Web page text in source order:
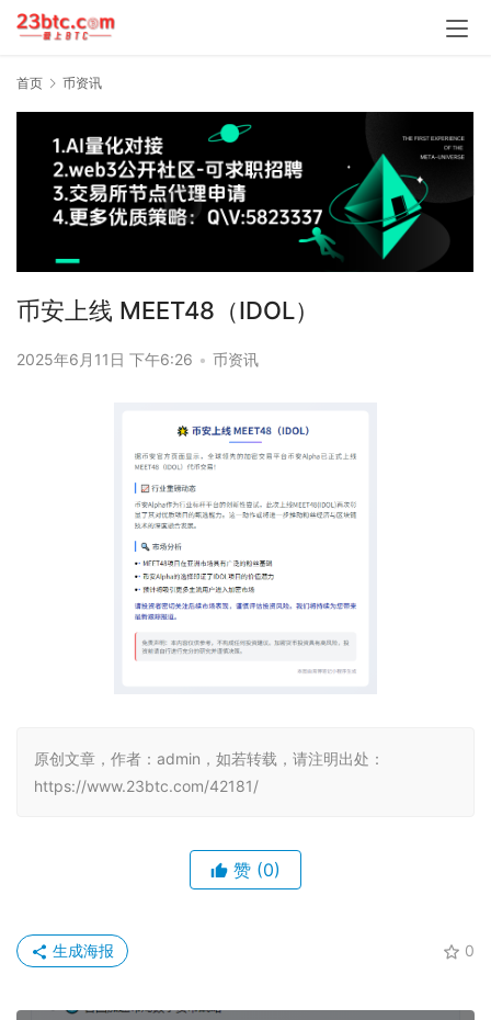
首页 币资讯
币安上线 MEET48（IDOL）
2025年6月11日 下午6:26 • 币资讯
原创文章，作者：admin，如若转载，请注明出处：
https://www.23btc.com/42181/
赞 (0)
0
生成海报